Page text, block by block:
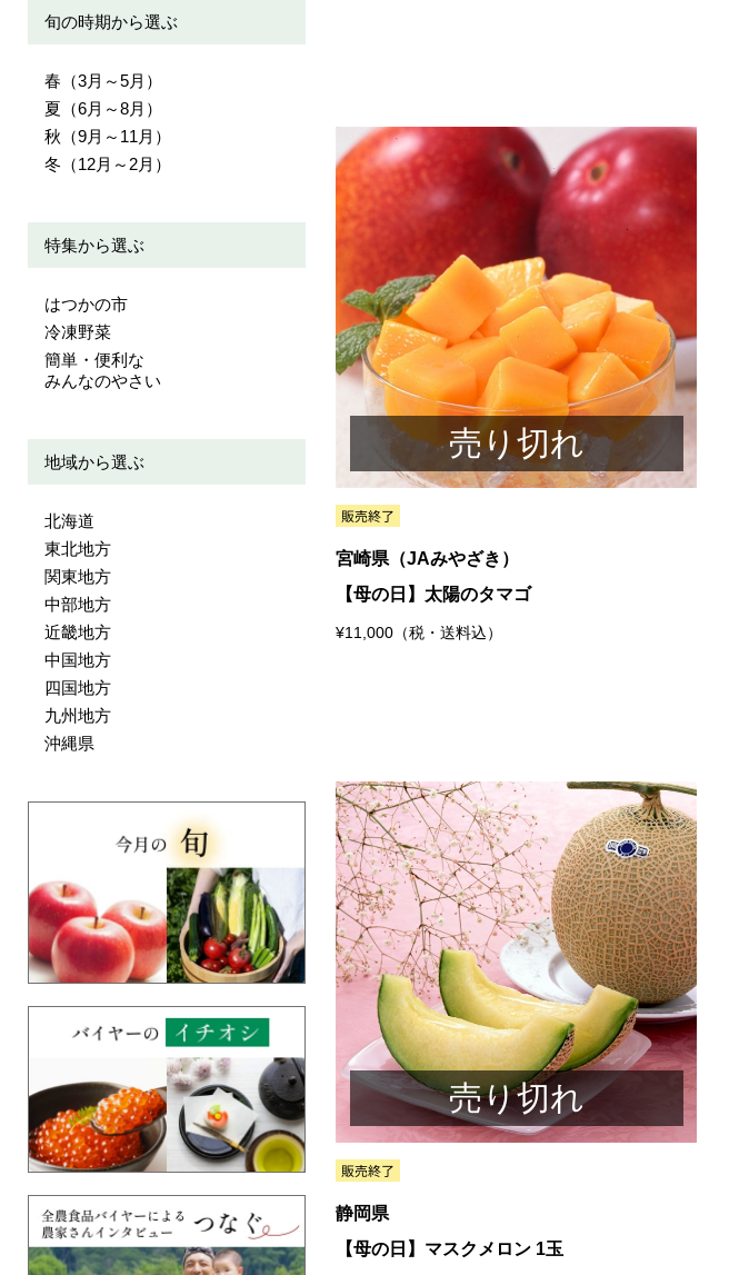
旬の時期から選ぶ
春（3月～5月）
夏（6月～8月）
秋（9月～11月）
冬（12月～2月）
特集から選ぶ
はつかの市
冷凍野菜
簡単・便利な
みんなのやさい
地域から選ぶ
北海道
東北地方
関東地方
中部地方
近畿地方
中国地方
四国地方
九州地方
沖縄県
売り切れ
宮崎県（JAみやざき）
【母の日】太陽のタマゴ
¥11,000（税・送料込）
売り切れ
静岡県
【母の日】マスクメロン 1玉